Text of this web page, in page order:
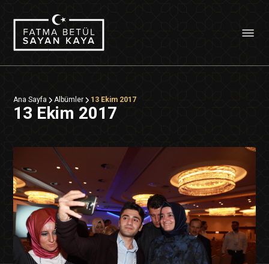
Ana Sayfa Albümler 13 Ekim 2017
13 Ekim 2017